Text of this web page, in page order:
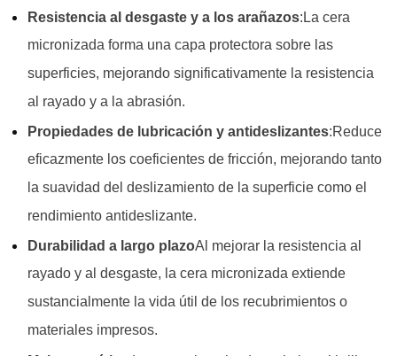
Resistencia al desgaste y a los arañazos:La cera
micronizada forma una capa protectora sobre las
superficies, mejorando significativamente la resistencia
al rayado y a la abrasión.
Propiedades de lubricación y antideslizantes:Reduce
eficazmente los coeficientes de fricción, mejorando tanto
la suavidad del deslizamiento de la superficie como el
rendimiento antideslizante.
Durabilidad a largo plazoAl mejorar la resistencia al
rayado y al desgaste, la cera micronizada extiende
sustancialmente la vida útil de los recubrimientos o
materiales impresos.